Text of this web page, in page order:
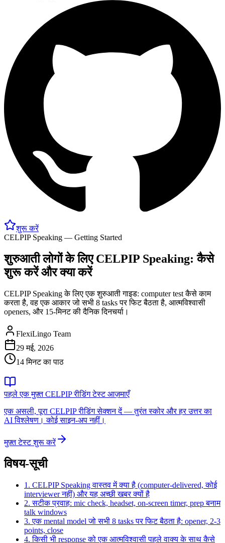
शुरू करें
CELPIP Speaking — Getting Started
शुरुआती लोगों के लिए CELPIP Speaking: कैसे
शुरू करें और क्या करें
CELPIP Speaking के लिए एक शुरुआती गाइड: computer test कैसे काम
करता है, वह एक आकार जो सभी 8 tasks पर फिट बैठता है, आत्मविश्वासी
openers, और 15-मिनट की दैनिक दिनचर्या।
FlexiLingo Team
29 मई, 2026
14 मिनट का पाठ
पहले एक मुफ़्त CELPIP रीडिंग टेस्ट आज़माएँ
एक असली, पूरा CELPIP रीडिंग सेक्शन दें — तुरंत स्कोर और हर उत्तर का
AI विश्लेषण। कोई साइन-अप नहीं।
मुफ़्त टेस्ट शुरू करें
विषय-सूची
1. CELPIP Speaking वास्तव में क्या है (computer-delivered, कोई
interviewer नहीं) और यह अच्छी खबर क्यों है
2. सटीक प्रवाह: mic check, headset, on-screen timer, prep बनाम
talk windows
3. एक mental model जो सभी 8 tasks पर फिट बैठता है: opener, 2-3
points, close
4. किसी भी response को एक आत्मविश्वासी पहले वाक्य के साथ कैसे